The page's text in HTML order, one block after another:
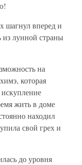
шагнул вперед и
из лунной страны
на
которая
жить в доме
находил
свой грех и
до уровня